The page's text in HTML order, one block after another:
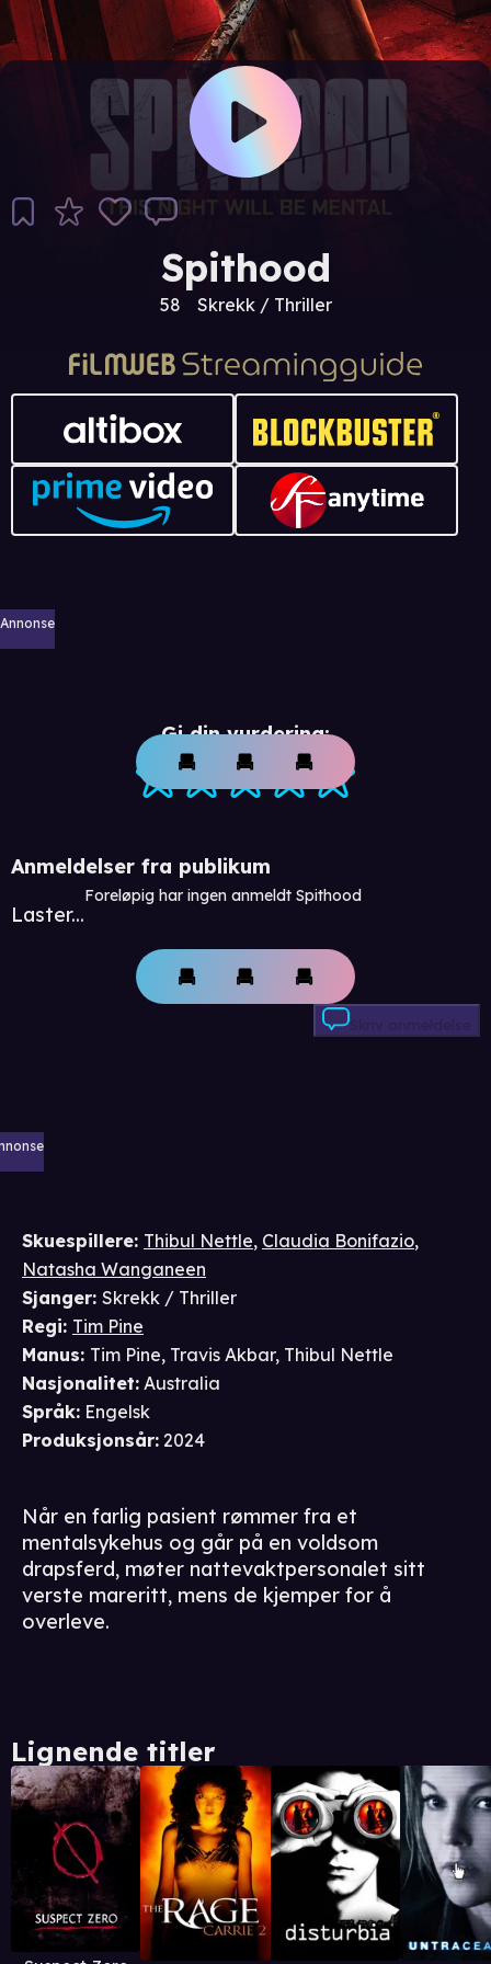
Spithood
58 Skrekk / Thriller
Annonse
Gi din vurdering:
Anmeldelser fra publikum
Laster...
Foreløpig har ingen anmeldt Spithood
Skriv anmeldelse
Skuespillere: Thibul Nettle, Claudia Bonifazio,
Natasha Wanganeen
Sjanger: Skrekk / Thriller
Regi: Tim Pine
Manus: Tim Pine, Travis Akbar, Thibul Nettle
Nasjonalitet: Australia
Språk: Engelsk
Produksjonsår: 2024
Når en farlig pasient rømmer fra et
mentalsykehus og går på en voldsom
drapsferd, møter nattevaktpersonalet sitt
verste mareritt, mens de kjemper for å
overleve.
Lignende titler